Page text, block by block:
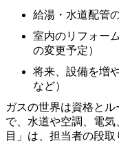
給湯・水道配管
室内のリフォー
の変更予定）
将来、設備を増
など）
ガスの世界は資格と
で、水道や空調、電
目」は、担当者の段